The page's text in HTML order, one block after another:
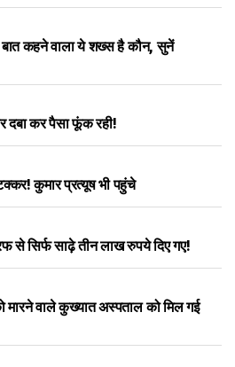
कहने वाला ये शख्स है कौन, सुनें
दबा कर पैसा फूंक रही!
कुमार प्रत्यूष भी पहुंचे
से सिर्फ साढ़े तीन लाख रुपये दिए गए!
वाले कुख्यात अस्पताल को मिल गई